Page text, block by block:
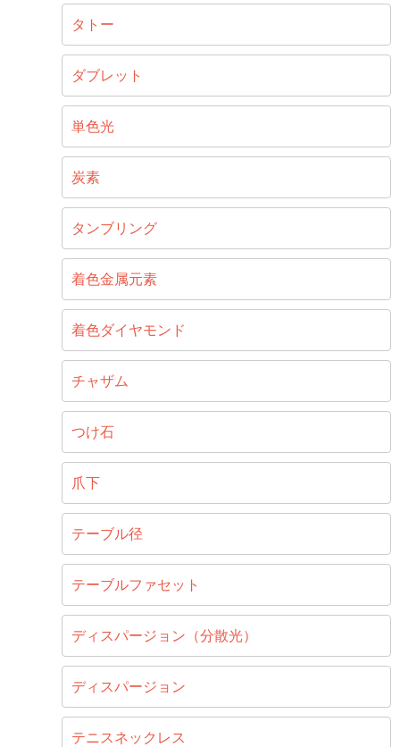
タトー
ダブレット
単色光
炭素
タンブリング
着色金属元素
着色ダイヤモンド
チャザム
つけ石
爪下
テーブル径
テーブルファセット
ディスパージョン（分散光）
ディスパージョン
テニスネックレス